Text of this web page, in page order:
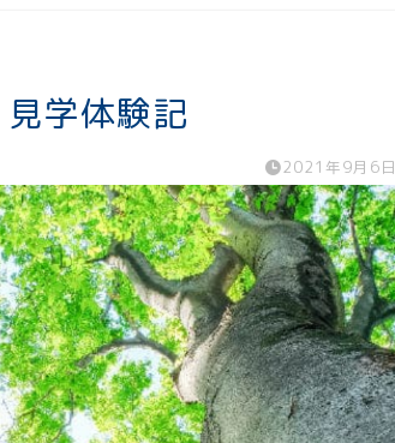
学体験記
2021年9月6日